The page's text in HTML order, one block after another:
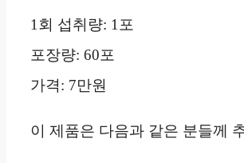
1회 섭취량: 1포
포장량: 60포
가격: 7만원
이 제품은 다음과 같은 분들께